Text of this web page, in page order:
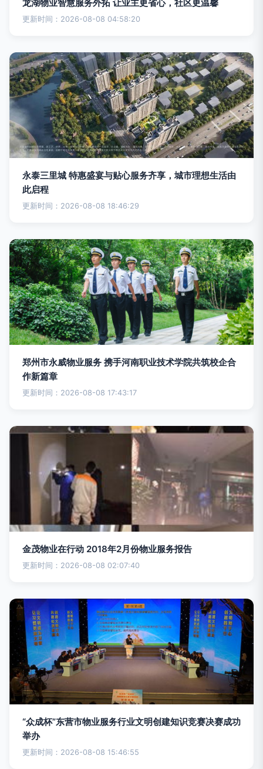
龙湖物业智慧服务外拓 让业主更省心，社区更温馨
更新时间：2026-08-08 04:58:20
永泰三里城 特惠盛宴与贴心服务齐享，城市理想生活由
此启程
更新时间：2026-08-08 18:46:29
郑州市永威物业服务 携手河南职业技术学院共筑校企合
作新篇章
更新时间：2026-08-08 17:43:17
金茂物业在行动 2018年2月份物业服务报告
更新时间：2026-08-08 02:07:40
“众成杯”东营市物业服务行业文明创建知识竞赛决赛成功
举办
更新时间：2026-08-08 15:46:55